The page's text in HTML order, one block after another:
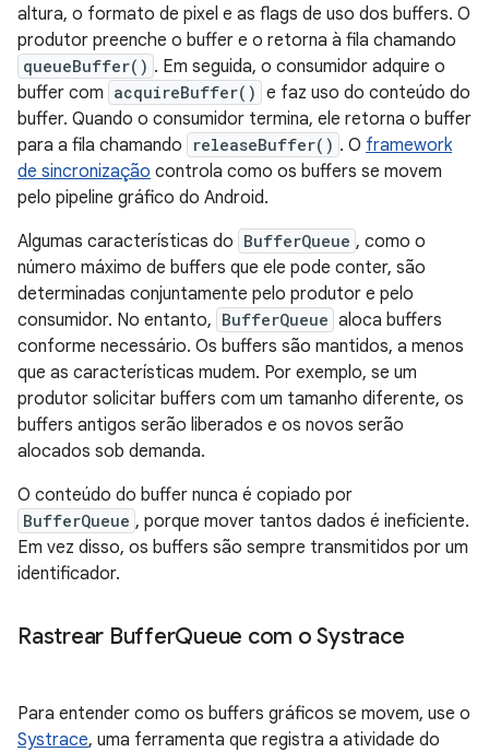
altura, o formato de pixel e as flags de uso dos buffers. O
produtor preenche o buffer e o retorna à fila chamando
queueBuffer() . Em seguida, o consumidor adquire o
buffer com acquireBuffer() e faz uso do conteúdo do
buffer. Quando o consumidor termina, ele retorna o buffer
para a fila chamando
releaseBuffer() . O framework
de sincronização controla como os buffers se movem
pelo pipeline gráfico do Android.
Algumas características do BufferQueue , como o
número máximo de buffers que ele pode conter, são
determinadas conjuntamente pelo produtor e pelo
consumidor. No entanto, BufferQueue aloca buffers
conforme necessário. Os buffers são mantidos, a menos
que as características mudem. Por exemplo, se um
produtor solicitar buffers com um tamanho diferente, os
buffers antigos serão liberados e os novos serão
alocados sob demanda.
O conteúdo do buffer nunca é copiado por
BufferQueue , porque mover tantos dados é ineficiente.
Em vez disso, os buffers são sempre transmitidos por um
identificador.
Rastrear BufferQueue com o Systrace
Para entender como os buffers gráficos se movem, use o
Systrace, uma ferramenta que registra a atividade do